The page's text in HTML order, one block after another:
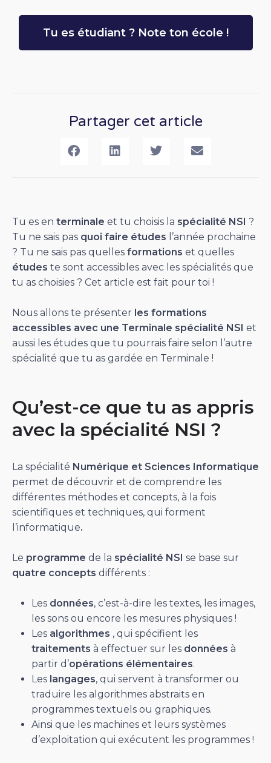
Tu es étudiant ? Note ton école !
Partager cet article
Tu es en terminale et tu choisis la spécialité NSI ?
Tu ne sais pas quoi faire études l’année prochaine
? Tu ne sais pas quelles formations et quelles
études te sont accessibles avec les spécialités que
tu as choisies ? Cet article est fait pour toi !
Nous allons te présenter les formations
accessibles avec une Terminale spécialité NSI et
aussi les études que tu pourrais faire selon l’autre
spécialité que tu as gardée en Terminale !
Qu’est-ce que tu as appris
avec la spécialité NSI ?
La spécialité Numérique et Sciences Informatique
permet de découvrir et de comprendre les
différentes méthodes et concepts, à la fois
scientifiques et techniques, qui forment
l’informatique.
Le programme de la spécialité NSI se base sur
quatre concepts différents :
Les données, c’est-à-dire les textes, les images,
les sons ou encore les mesures physiques !
Les algorithmes , qui spécifient les
traitements à effectuer sur les données à
partir d’opérations élémentaires.
Les langages, qui servent à transformer ou
traduire les algorithmes abstraits en
programmes textuels ou graphiques.
Ainsi que les machines et leurs systèmes
d’exploitation qui exécutent les programmes !